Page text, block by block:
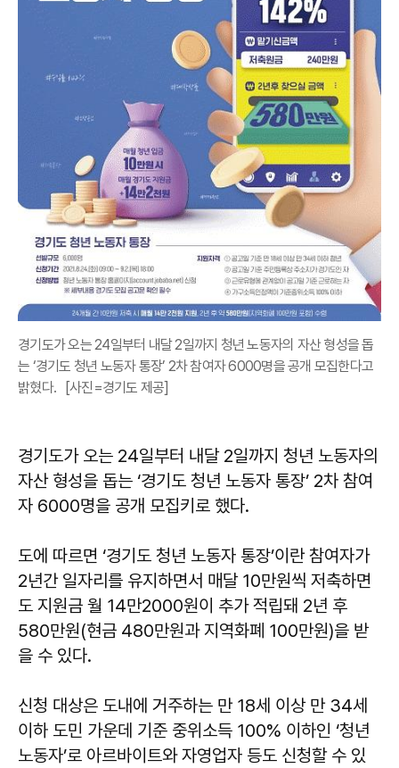
경기도가 오는 24일부터 내달 2일까지 청년 노동자의 자산 형성을 돕
는 ‘경기도 청년 노동자 통장’ 2차 참여자 6000명을 공개 모집한다고
밝혔다. [사진=경기도 제공]
경기도가 오는 24일부터 내달 2일까지 청년 노동자의
자산 형성을 돕는 ‘경기도 청년 노동자 통장’ 2차 참여
자 6000명을 공개 모집키로 했다.
도에 따르면 ‘경기도 청년 노동자 통장’이란 참여자가
2년간 일자리를 유지하면서 매달 10만원씩 저축하면
도 지원금 월 14만2000원이 추가 적립돼 2년 후
580만원(현금 480만원과 지역화폐 100만원)을 받
을 수 있다.
신청 대상은 도내에 거주하는 만 18세 이상 만 34세
이하 도민 가운데 기준 중위소득 100% 이하인 ‘청년
노동자’로 아르바이트와 자영업자 등도 신청할 수 있